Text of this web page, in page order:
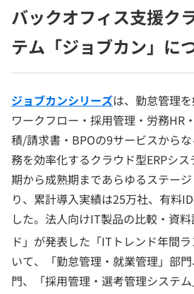
バックオフィス支援ク
テム「ジョブカン」に
ジョブカンシリーズは、勤怠管理
ワークフロー・採用管理・労務HR
積/請求書・BPOの9サービスから
務を効率化するクラウド型ERPシ
期から成熟期まであらゆるステー
り、累計導入実績は25万社、有料
した。法人向けIT製品の比較・資
ド」が発表した「ITトレンド年間
いて、「勤怠管理・就業管理」部
門、「採用管理・選考管理システ